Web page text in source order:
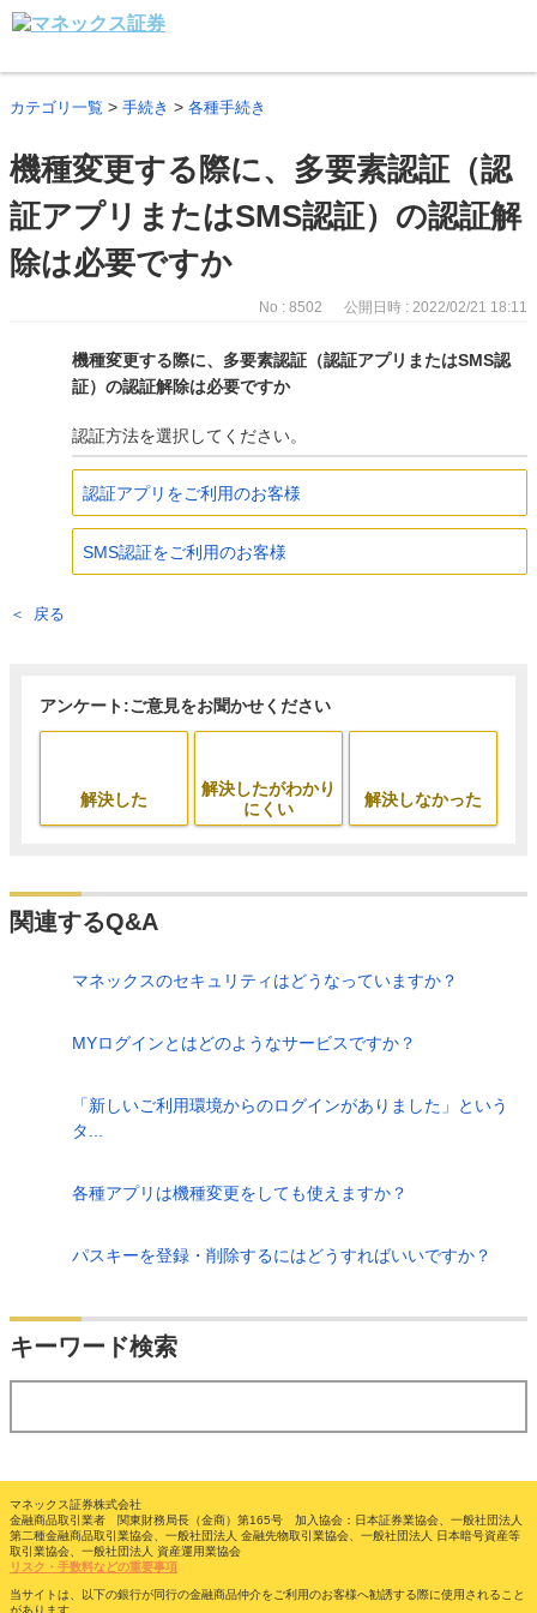
カテゴリ一覧 > 手続き > 各種手続き
機種変更する際に、多要素認証（認
証アプリまたはSMS認証）の認証解
除は必要ですか
No : 8502 公開日時 : 2022/02/21 18:11
機種変更する際に、多要素認証（認証アプリまたはSMS認
証）の認証解除は必要ですか
認証方法を選択してください。
認証アプリをご利用のお客様
SMS認証をご利用のお客様
戻る
アンケート:ご意見をお聞かせください
解決した
解決したがわかり
にくい
解決しなかった
関連するQ&A
マネックスのセキュリティはどうなっていますか？
MYログインとはどのようなサービスですか？
「新しいご利用環境からのログインがありました」という
タ...
各種アプリは機種変更をしても使えますか？
パスキーを登録・削除するにはどうすればいいですか？
キーワード検索
マネックス証券株式会社
金融商品取引業者 関東財務局長（金商）第165号 加入協会：日本証券業協会、一般社団法人
第二種金融商品取引業協会、一般社団法人 金融先物取引業協会、一般社団法人 日本暗号資産等
取引業協会、一般社団法人 資産運用業協会
リスク・手数料などの重要事項
当サイトは、以下の銀行が同行の金融商品仲介をご利用のお客様へ勧誘する際に使用されること
があります。